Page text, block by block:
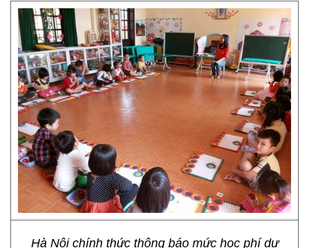
Hà Nội chính thức thông báo mức học phí dự